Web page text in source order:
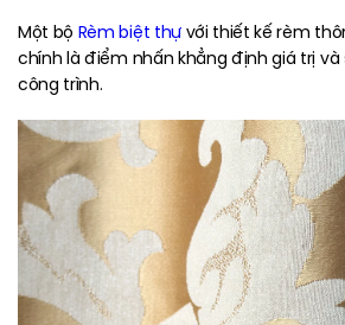
Một bộ Rèm biệt thựvới thiết kế rèm
chính là điểm nhấn khẳng định giá trị
công trình.